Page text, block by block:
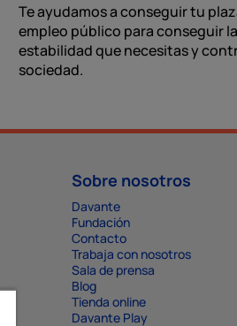
Te ayudamos a conseguir tu
empleo público para conseguir la
estabilidad que necesitas y
sociedad.
Sobre nosotros
Davante
Fundación
Contacto
Trabaja con nosotros
Sala de prensa
Blog
Tienda online
Davante Play